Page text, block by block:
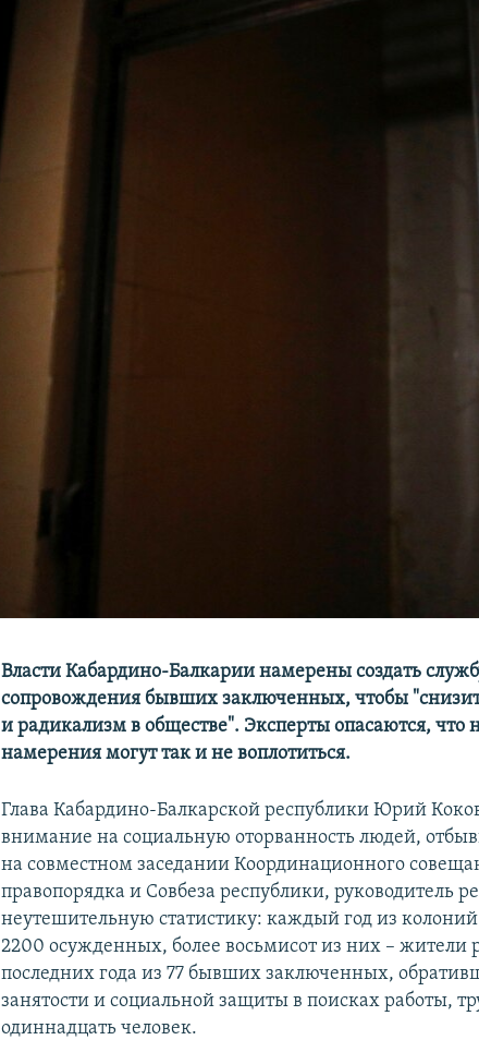
Власти Кабардино-Балкарии намерены создать
сопровождения бывших заключенных, чтобы
и радикализм в обществе". Эксперты опасаются, что
намерения могут так и не воплотиться.
Глава Кабардино-Балкарской республики Юрий
внимание на социальную оторванность людей,
на совместном заседании Координационного
правопорядка и Совбеза республики, руководитель
неутешительную статистику: каждый год из
2200 осужденных, более восьмисот из них – жители
последних года из 77 бывших заключенных,
занятости и социальной защиты в поисках работы,
одиннадцать человек.